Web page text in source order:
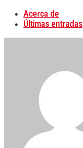
Acerca de
Últimas entradas